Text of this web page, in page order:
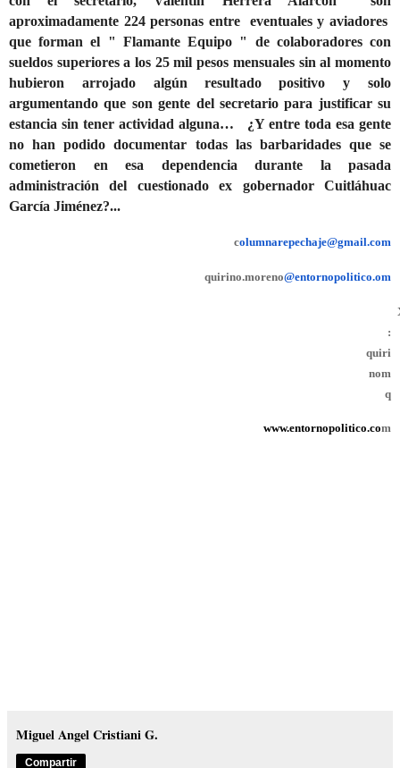
aproximadamente 224 personas entre
eventuales y aviadores
que forman el " Flamante Equipo " de colaboradores con
sueldos superiores a los 25 mil pesos mensuales sin al momento
hubieron arrojado algún resultado positivo y solo
argumentando que son gente del secretario para justificar su
estancia sin tener actividad alguna…
¿Y entre toda esa gente
no han podido documentar todas las barbaridades que se
cometieron en esa dependencia durante la pasada
administración del cuestionado ex gobernador Cuitláhuac
García Jiménez?...
columnarepechaje@gmail.com
quirino.moreno@entornopolitico.om
:
quiri
nom
q
www.entornopolitico.com
Miguel Angel Cristiani G.
Compartir